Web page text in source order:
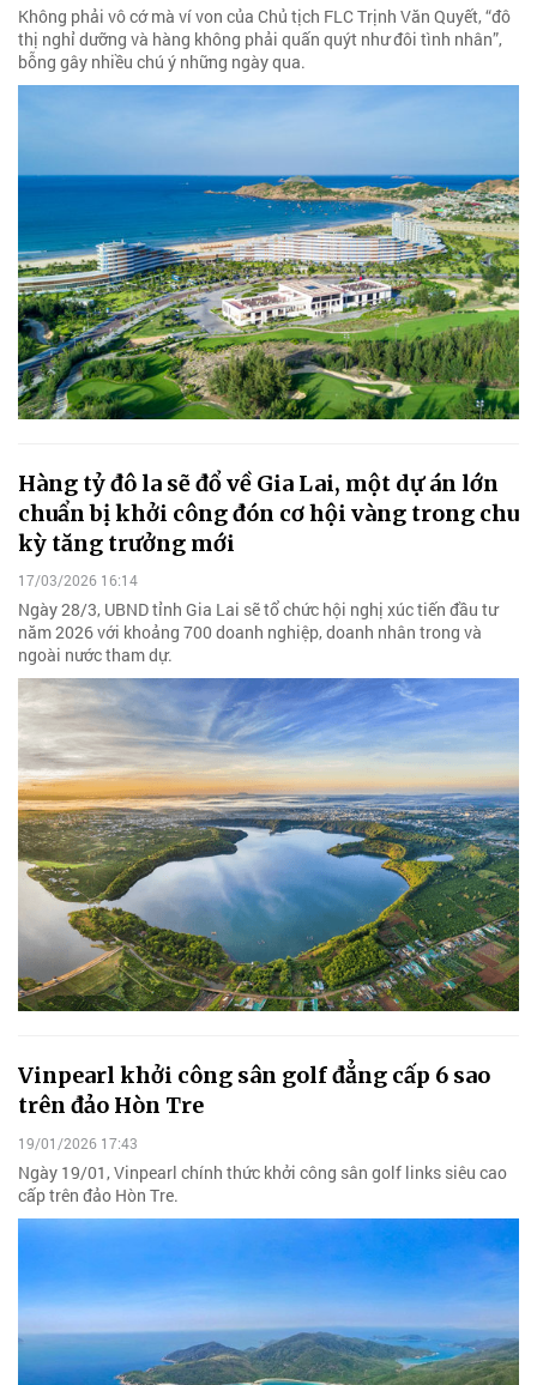
Không phải vô cớ mà ví von của Chủ tịch FLC Trịnh Văn Quyết, “đô
thị nghỉ dưỡng và hàng không phải quấn quýt như đôi tình nhân”,
bỗng gây nhiều chú ý những ngày qua.
Hàng tỷ đô la sẽ đổ về Gia Lai, một dự án lớn
chuẩn bị khởi công đón cơ hội vàng trong chu
kỳ tăng trưởng mới
17/03/2026 16:14
Ngày 28/3, UBND tỉnh Gia Lai sẽ tổ chức hội nghị xúc tiến đầu tư
năm 2026 với khoảng 700 doanh nghiệp, doanh nhân trong và
ngoài nước tham dự.
Vinpearl khởi công sân golf đẳng cấp 6 sao
trên đảo Hòn Tre
19/01/2026 17:43
Ngày 19/01, Vinpearl chính thức khởi công sân golf links siêu cao
cấp trên đảo Hòn Tre.